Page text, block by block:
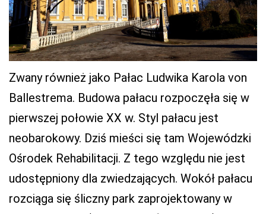
Zwany również jako Pałac Ludwika Karola von
Ballestrema. Budowa pałacu rozpoczęła się w
pierwszej połowie XX w. Styl pałacu jest
neobarokowy. Dziś mieści się tam Wojewódzki
Ośrodek Rehabilitacji. Z tego względu nie jest
udostępniony dla zwiedzających. Wokół pałacu
rozciąga się śliczny park zaprojektowany w